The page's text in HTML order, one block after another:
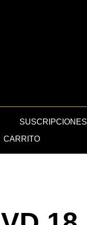
SUSCRIPCIONES
CARRITO